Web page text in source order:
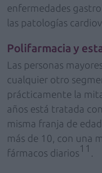
enfermedades
las patologías
Polifarmacia y
Las personas
cualquier otro
prácticamente la
años está tratada
misma franja de
más de 10, con una
fármacos diarios11